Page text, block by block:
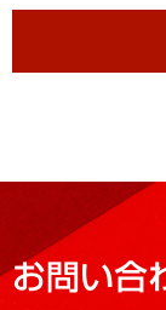
お問い合